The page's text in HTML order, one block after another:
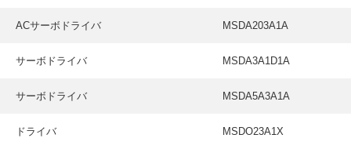
ACサーボドライバ MSDA203A1A
サーボドライバ MSDA3A1D1A
サーボドライバ MSDA5A3A1A
ドライバ MSDO23A1X